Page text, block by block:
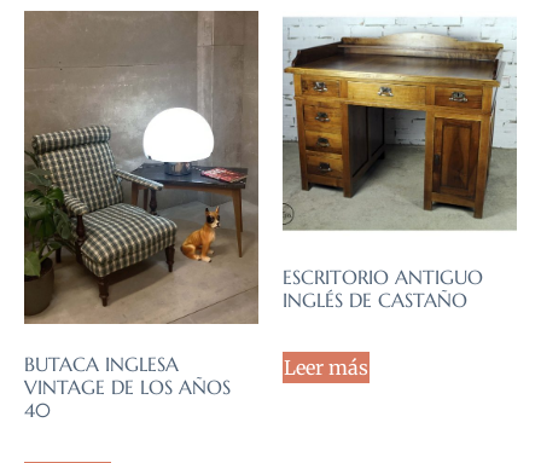
BUTACA INGLESA
VINTAGE DE LOS AÑOS
40
ESCRITORIO ANTIGUO
INGLÉS DE CASTAÑO
Leer más